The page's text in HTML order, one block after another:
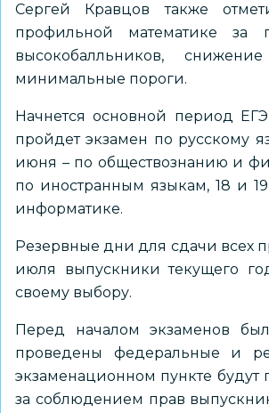
Сергей Кравцов также
профильной математике за
высокобалльников,
минимальные пороги.
Начнется основной период
пройдет экзамен по русскому
июня – по обществознанию и
по иностранным языкам, 18 и
информатике.
Резервные дни для сдачи всех
июля выпускники текущего
своему выбору.
Перед началом экзаменов
проведены федеральные и
экзаменационном пункте будут
за соблюдением прав